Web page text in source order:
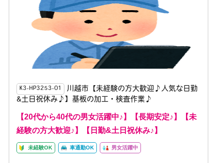
K3-HP3253-01
川越市【未経験の方大歓迎♪人気な日勤
&土日祝休み♪】基板の加工・検査作業♪
【20代から40代の男女活躍中♪】【長期安定♪】【未
経験の方大歓迎♪】【日勤&土日祝休み♪】
未経験OK 車通勤OK 男女活躍中